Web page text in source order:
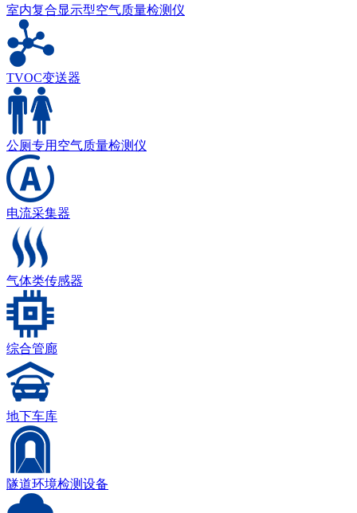
室内复合显示型空气质量检测仪
TVOC变送器
公厕专用空气质量检测仪
电流采集器
气体类传感器
综合管廊
地下车库
隧道环境检测设备